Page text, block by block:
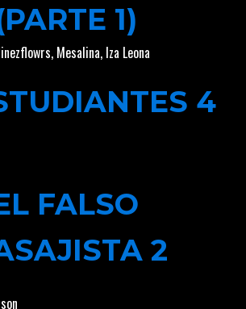
1)
, Mesalina, Iza Leona
4
FALSO
2